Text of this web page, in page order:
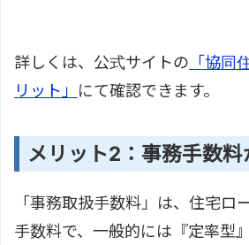
詳しくは、公式サイトの 「協同
リット」 にて確認できます。
メリット2：事務手数料
「事務取扱手数料」は、住宅ロ
手数料で、一般的には『定率型